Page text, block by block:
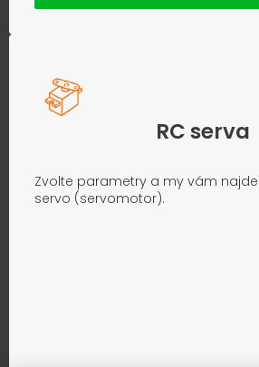
RC serva
Zvolte parametry a my vám
servo (servomotor).